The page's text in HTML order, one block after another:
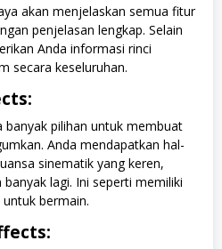
akan menjelaskan semua fitur
penjelasan lengkap. Selain
Anda informasi rinci
secara keseluruhan.
banyak pilihan untuk membuat
Anda mendapatkan hal-
sinematik yang keren,
lagi. Ini seperti memiliki
bermain.